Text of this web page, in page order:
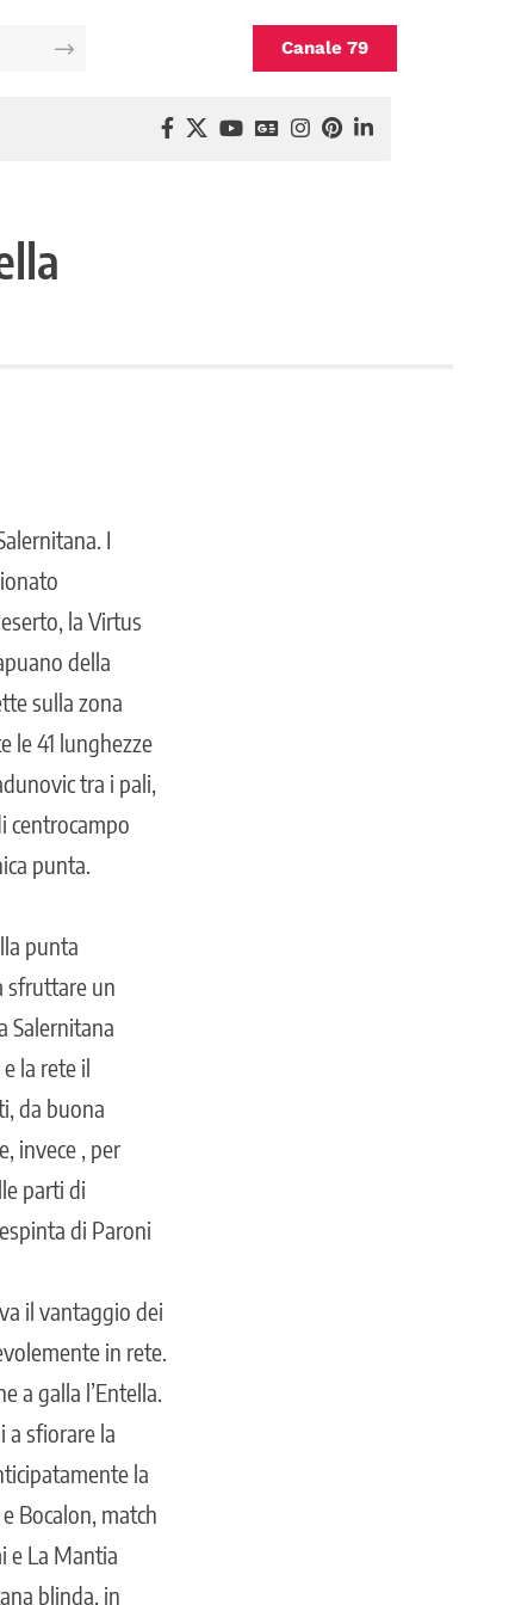
Canale 79
I
la Virtus
della
sulla zona
le 41 lunghezze
tra i pali,
centrocampo
punta.
punta
sfruttare un
Salernitana
la rete il
da buona
invece , per
parti di
di Paroni
il vantaggio dei
in rete.
a galla l’Entella.
a sfiorare la
la
Bocalon, match
e La Mantia
blinda, in